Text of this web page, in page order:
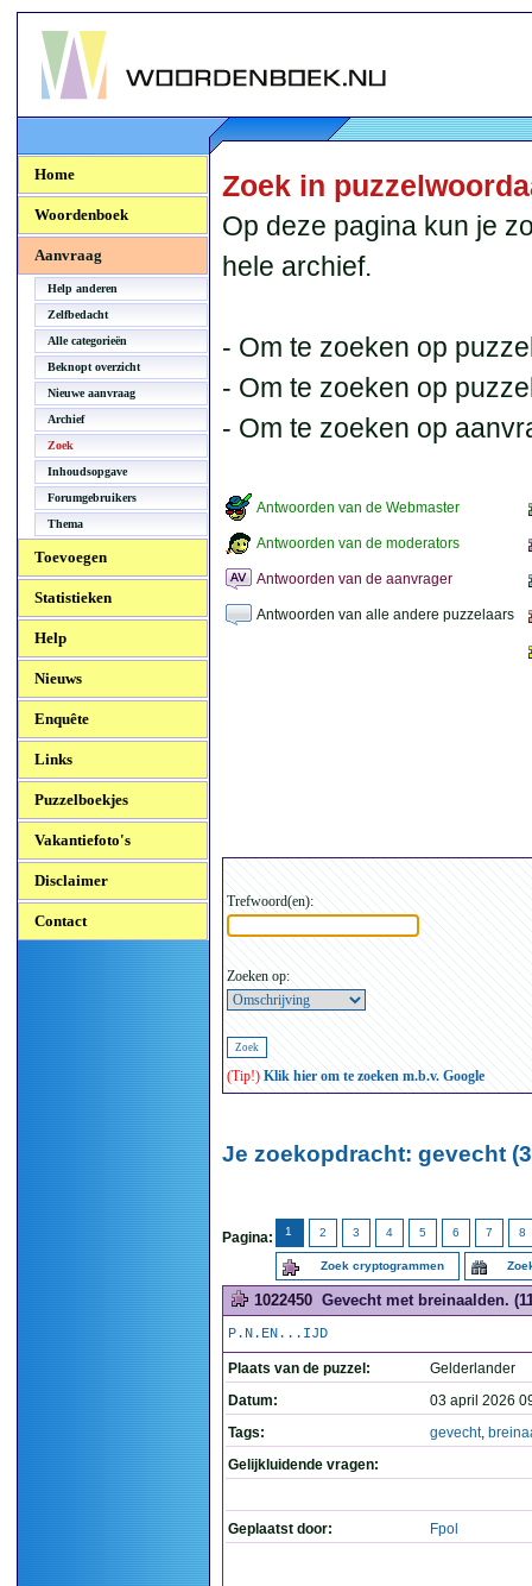
Woordenboek.NU
Home
Woordenboek
Aanvraag
Help anderen
Zelfbedacht
Alle categorieën
Beknopt overzicht
Nieuwe aanvraag
Archief
Zoek
Inhoudsopgave
Forumgebruikers
Thema
Toevoegen
Statistieken
Help
Nieuws
Enquête
Links
Puzzelboekjes
Vakantiefoto's
Disclaimer
Contact
Zoek in
Op deze pagina kun je
hele archief.
- Om te zoeken op
- Om te zoeken op
- Om te zoeken op
Antwoorden van de Webmaster
Antwoorden van de moderators
Antwoorden van de aanvrager
Antwoorden van alle andere puzzelaars
Trefwoord(en):
Zoeken op:
(Tip!) Klik hier om te zoeken m.b.v. Google
Je zoekopdracht: gevecht
Pagina: 1 2 3 4 5 6 7 8
Zoek cryptogrammen
1022450 Gevecht met breinaalden.
P.N.EN...IJD
Plaats van de puzzel:
Gelderlander
Datum:
03 april 2026
Tags:
gevecht,
Gelijkluidende vragen:
Geplaatst door: Fpol